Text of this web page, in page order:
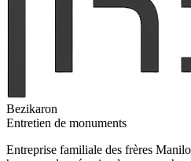
Bezikaron
Entretien de monuments
Entreprise familiale des frères